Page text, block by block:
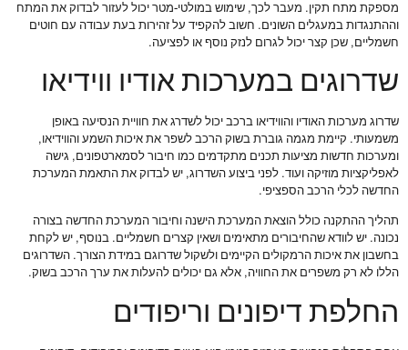
מספקת מתח תקין. מעבר לכך, שימוש במולטי-מטר יכול לעזור לבדוק את המתח
וההתנגדות במעגלים השונים. חשוב להקפיד על זהירות בעת עבודה עם חוטים
חשמליים, שכן קצר יכול לגרום לנזק נוסף או לפציעה.
שדרוגים במערכות אודיו ווידיאו
שדרוג מערכות האודיו והווידיאו ברכב יכול לשדרג את חוויית הנסיעה באופן
משמעותי. קיימת מגמה גוברת בשוק הרכב לשפר את איכות השמע והווידיאו,
ומערכות חדשות מציעות תכנים מתקדמים כמו חיבור לסמארטפונים, גישה
לאפליקציות מוזיקה ועוד. לפני ביצוע השדרוג, יש לבדוק את התאמת המערכת
החדשה לכלי הרכב הספציפי.
תהליך ההתקנה כולל הוצאת המערכת הישנה וחיבור המערכת החדשה בצורה
נכונה. יש לוודא שהחיבורים מתאימים ושאין קצרים חשמליים. בנוסף, יש לקחת
בחשבון את איכות הרמקולים הקיימים ולשקול שדרוגם במידת הצורך. השדרוגים
הללו לא רק משפרים את החוויה, אלא גם יכולים להעלות את ערך הרכב בשוק.
החלפת דיפונים וריפודים